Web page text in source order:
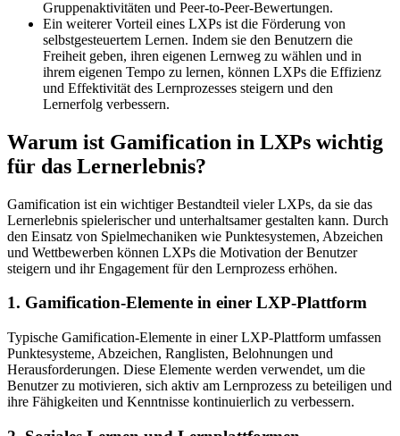
Gruppenaktivitäten und Peer-to-Peer-Bewertungen.
Ein weiterer Vorteil eines LXPs ist die Förderung von
selbstgesteuertem Lernen. Indem sie den Benutzern die
Freiheit geben, ihren eigenen Lernweg zu wählen und in
ihrem eigenen Tempo zu lernen, können LXPs die Effizienz
und Effektivität des Lernprozesses steigern und den
Lernerfolg verbessern.
Warum ist Gamification in LXPs wichtig
für das Lernerlebnis?
Gamification ist ein wichtiger Bestandteil vieler LXPs, da sie das
Lernerlebnis spielerischer und unterhaltsamer gestalten kann. Durch
den Einsatz von Spielmechaniken wie Punktesystemen, Abzeichen
und Wettbewerben können LXPs die Motivation der Benutzer
steigern und ihr Engagement für den Lernprozess erhöhen.
1. Gamification-Elemente in einer LXP-Plattform
Typische Gamification-Elemente in einer LXP-Plattform umfassen
Punktesysteme, Abzeichen, Ranglisten, Belohnungen und
Herausforderungen. Diese Elemente werden verwendet, um die
Benutzer zu motivieren, sich aktiv am Lernprozess zu beteiligen und
ihre Fähigkeiten und Kenntnisse kontinuierlich zu verbessern.